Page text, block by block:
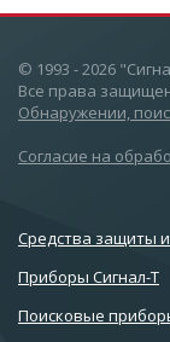
© 1993 - 2026
Все права
Обнаружении,
Согласие на
Cредства защиты
Приборы Сигнал-Т
Поисковые